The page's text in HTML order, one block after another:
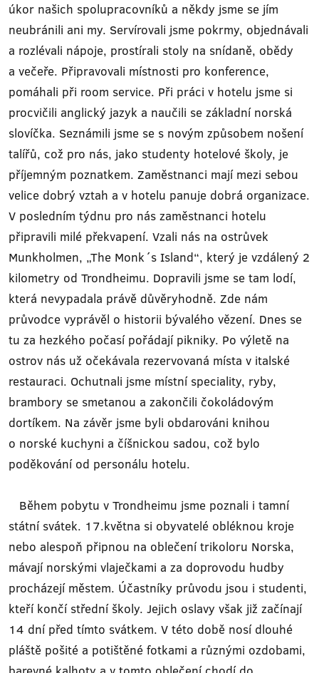
úkor našich spolupracovníků a někdy jsme se jím
neubránili ani my. Servírovali jsme pokrmy, objednávali
a rozlévali nápoje, prostírali stoly na snídaně, obědy
a večeře. Připravovali místnosti pro konference,
pomáhali při room service. Při práci v hotelu jsme si
procvičili anglický jazyk a naučili se základní norská
slovíčka. Seznámili jsme se s novým způsobem nošení
talířů, což pro nás, jako studenty hotelové školy, je
příjemným poznatkem. Zaměstnanci mají mezi sebou
velice dobrý vztah a v hotelu panuje dobrá organizace.
V posledním týdnu pro nás zaměstnanci hotelu
připravili milé překvapení. Vzali nás na ostrůvek
Munkholmen, „The Monk´s Island“, který je vzdálený 2
kilometry od Trondheimu. Dopravili jsme se tam lodí,
která nevypadala právě důvěryhodně. Zde nám
průvodce vyprávěl o historii bývalého vězení. Dnes se
tu za hezkého počasí pořádají pikniky. Po výletě na
ostrov nás už očekávala rezervovaná místa v italské
restauraci. Ochutnali jsme místní speciality, ryby,
brambory se smetanou a zakončili čokoládovým
dortíkem. Na závěr jsme byli obdarováni knihou
o norské kuchyni a číšnickou sadou, což bylo
poděkování od personálu hotelu.
Během pobytu v Trondheimu jsme poznali i tamní
státní svátek. 17.května si obyvatelé obléknou kroje
nebo alespoň připnou na oblečení trikoloru Norska,
mávají norskými vlaječkami a za doprovodu hudby
procházejí městem. Účastníky průvodu jsou i studenti,
kteří končí střední školy. Jejich oslavy však již začínají
14 dní před tímto svátkem. V této době nosí dlouhé
pláště pošité a potištěné fotkami a různými ozdobami,